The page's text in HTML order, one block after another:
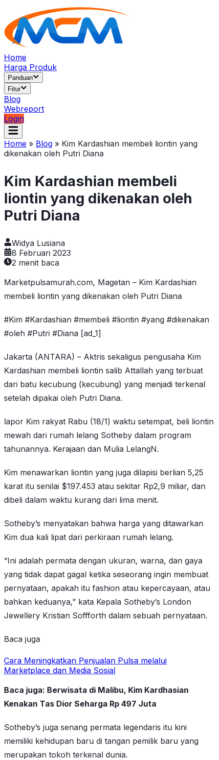
Home
Harga Produk
Panduan
Fitur
Blog
Webreport
Login
Home » Blog » Kim Kardashian membeli liontin yang
dikenakan oleh Putri Diana
Kim Kardashian membeli
liontin yang dikenakan oleh
Putri Diana
Widya Lusiana
8 Februari 2023
2 menit baca
Marketpulsamurah.com, Magetan – Kim Kardashian
membeli liontin yang dikenakan oleh Putri Diana
#Kim #Kardashian #membeli #liontin #yang #dikenakan
#oleh #Putri #Diana [ad_1]
Jakarta (ANTARA) – Aktris sekaligus pengusaha Kim
Kardashian membeli liontin salib Attallah yang terbuat
dari batu kecubung (kecubung) yang menjadi terkenal
setelah dipakai oleh Putri Diana.
lapor Kim rakyat Rabu (18/1) waktu setempat, beli liontin
mewah dari rumah lelang Sotheby dalam program
tahunannya. Kerajaan dan Mulia LelangN.
Kim menawarkan liontin yang juga dilapisi berlian 5,25
karat itu senilai $197.453 atau sekitar Rp2,9 miliar, dan
dibeli dalam waktu kurang dari lima menit.
Sotheby’s menyatakan bahwa harga yang ditawarkan
Kim dua kali lipat dari perkiraan rumah lelang.
“Ini adalah permata dengan ukuran, warna, dan gaya
yang tidak dapat gagal ketika seseorang ingin membuat
pernyataan, apakah itu fashion atau kepercayaan, atau
bahkan keduanya,” kata Kepala Sotheby’s London
Jewellery Kristian Soffforth dalam sebuah pernyataan.
Baca juga
Cara Meningkatkan Penjualan Pulsa melalui
Marketplace dan Media Sosial
Baca juga: Berwisata di Malibu, Kim Kardhasian
Kenakan Tas Dior Seharga Rp 497 Juta
Sotheby’s juga senang permata legendaris itu kini
memiliki kehidupan baru di tangan pemilik baru yang
merupakan tokoh terkenal dunia.